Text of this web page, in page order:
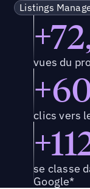
Listings
vues du
clics vers
se classe
Google*